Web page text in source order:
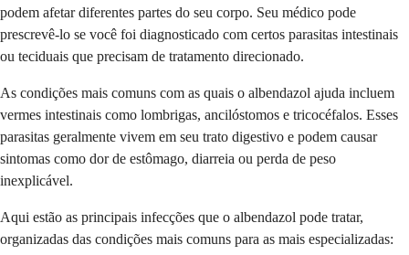
podem afetar diferentes partes do seu corpo. Seu médico pode
prescrevê-lo se você foi diagnosticado com certos parasitas intestinais
ou teciduais que precisam de tratamento direcionado.
As condições mais comuns com as quais o albendazol ajuda incluem
vermes intestinais como lombrigas, ancilóstomos e tricocéfalos. Esses
parasitas geralmente vivem em seu trato digestivo e podem causar
sintomas como dor de estômago, diarreia ou perda de peso
inexplicável.
Aqui estão as principais infecções que o albendazol pode tratar,
organizadas das condições mais comuns para as mais especializadas: